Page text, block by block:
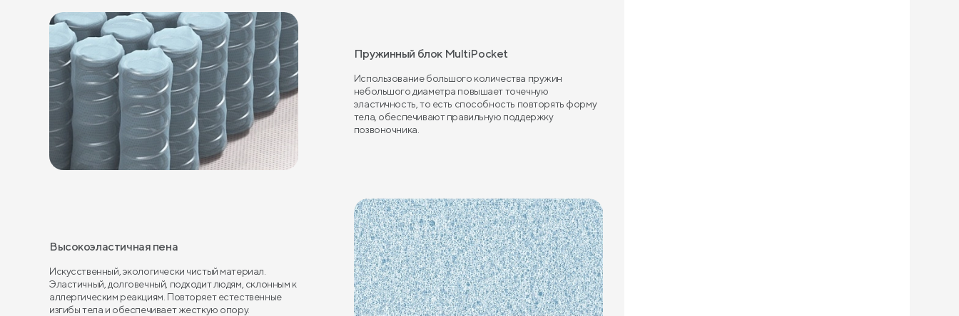
Пружинный блок MultiPocket
Использование большого количества пружин
небольшого диаметра повышает точечную
эластичность, то есть способность повторять форму
тела, обеспечивают правильную поддержку
позвоночника.
Высокоэластичная пена
Искусственный, экологически чистый материал.
Эластичный, долговечный, подходит людям, склонным к
аллергическим реакциям. Повторяет естественные
изгибы тела и обеспечивает жесткую опору.